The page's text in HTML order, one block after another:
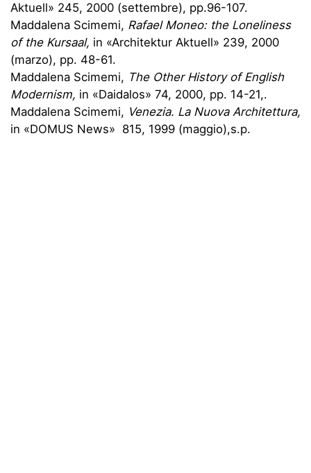
Aktuell» 245, 2000 (settembre), pp.96-107.
Maddalena Scimemi, Rafael Moneo: the Loneliness
of the Kursaal, in «Architektur Aktuell» 239, 2000
(marzo), pp. 48-61.
Maddalena Scimemi, The Other History of English
Modernism, in «Daidalos» 74, 2000, pp. 14-21,.
Maddalena Scimemi, Venezia. La Nuova Architettura,
in «DOMUS News» 815, 1999 (maggio),s.p.